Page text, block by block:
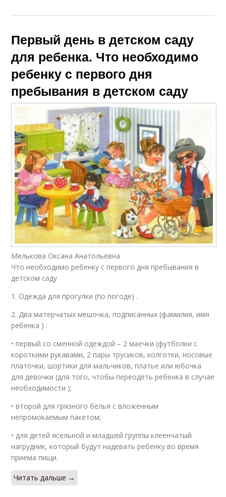
Первый день в детском саду
для ребенка. Что необходимо
ребенку с первого дня
пребывания в детском саду
Мелькова Оксана Анатольевна
Что необходимо ребенку с первого дня пребывания в
детском саду
1. Одежда для прогулки (по погоде) .
2. Два матерчатых мешочка, подписанных (фамилия, имя
ребенка ) :
• первый со сменной одеждой – 2 маечки (футболки с
короткими рукавами, 2 пары трусиков, колготки, носовые
платочки, шортики для мальчиков, платье или юбочка
для девочки (для того, чтобы переодеть ребенка в случае
необходимости );
• второй для грязного белья с вложенным
непромокаемым пакетом;
• для детей ясельной и младшей группы клеенчатый
нагрудник, который будут надевать ребенку во время
приема пищи.
Читать дальше →